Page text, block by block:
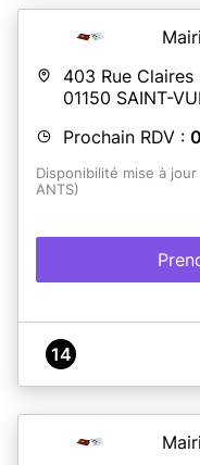
de retrait des titres.
Merci de prendre
transmises sur le
vous.
En cas de perte ou de
d'apporter votre
403 Rue Claires
01150 SAINT-
Prochain RDV :
Disponibilité mise à
ANTS)
14